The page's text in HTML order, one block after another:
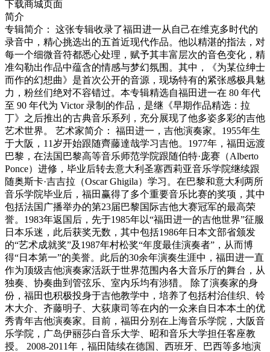
下载商城页面
简介
专辑简介： 这张专辑收录了福田进一从自己在维克多时代的
录音中，精心挑选出的五首近现代作品。他以精湛的指法，对
每一个细微音符都悉心处理，赋予其丰富层次的音色变化，精
准勾勒出作品中蕴含的情感与梦幻氛围。其中，《为某位绅士
而作的幻想曲》是首次公开的音源，现场特有的紧张感极具魅
力，粉丝们绝对不容错过。本专辑精选自福田进一在 80 年代
至 90 年代为 Victor 录制的作品，是继《早期作品精选：拉
丁》之后推出的古典音乐系列，充分展现了他多姿多彩的吉他
艺术世界。 艺术家简介： 福田进一，吉他演奏家。1955年生
于大阪，11岁开始跟随齊藤達哉学习吉他。1977年，福田远渡
巴黎，在法国巴黎高等音乐师范学院跟随伯特·庞赛（Alberto
Ponce）进修，毕业后转去意大利圣塞西莉亚音乐学院继续跟
随奥斯卡·吉吉拉（Oscar Ghigila）学习。在巴黎和意大利两所
音乐学院毕业后，福田赢得了多个重要音乐比赛的奖项，其中
包括法国广播举办的第23届巴黎国际吉他大赛冠军的最高荣
誉。1983年返国后，先于1985年以“福田进一的吉他世界”征服
日本乐迷，此后获奖无数，其中包括1986年日本文部省颁发
的“艺术成就奖”及1987年村松奖“年度最佳演奏者”，从而博
得“日本第一”的美誉。此后的30余年演奏生涯中，福田进一直
作为顶级吉他演奏家活跃于世界范围内各大音乐厅的舞台，从
独奏、协奏曲到管弦乐、室内乐均有涉猎。 除了演奏家的身
份，福田也积极投身于吉他教学中，培养了包括村治佳织、铃
木大介、齐藤明子、大荻康司等在内的一众来自日本本土的优
秀青年吉他演奏家。目前，福田分别在上海音乐学院，大阪音
乐学院，广岛伊丽莎白音乐大学、昭和音乐大学担任客座教
授。 2008-2011年，福田陆续在德国、西班牙、巴西等多地演